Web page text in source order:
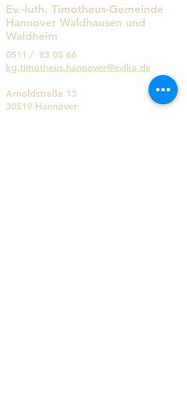
Ev.-luth. Timotheus-Gemeinde
Hannover Waldhausen und
Waldheim
0511 / 83 05 66
kg.timotheus.hannover@evlka.de
Arnoldstraße 13
30519 Hannover